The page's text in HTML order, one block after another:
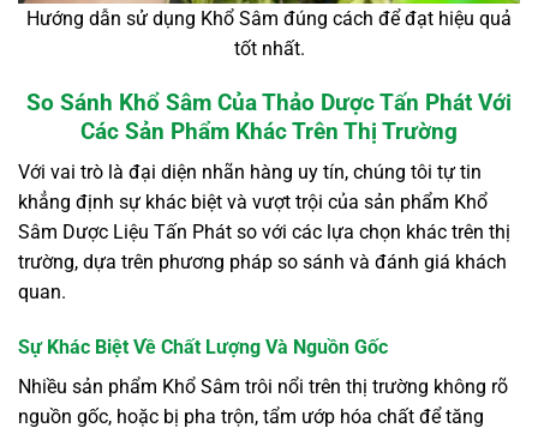
Hướng dẫn sử dụng Khổ Sâm đúng cách để đạt hiệu quả
tốt nhất.
So Sánh Khổ Sâm Của Thảo Dược Tấn Phát Với
Các Sản Phẩm Khác Trên Thị Trường
Với vai trò là đại diện nhãn hàng uy tín, chúng tôi tự tin
khẳng định sự khác biệt và vượt trội của sản phẩm Khổ
Sâm Dược Liệu Tấn Phát so với các lựa chọn khác trên thị
trường, dựa trên phương pháp so sánh và đánh giá khách
quan.
Sự Khác Biệt Về Chất Lượng Và Nguồn Gốc
Nhiều sản phẩm Khổ Sâm trôi nổi trên thị trường không rõ
nguồn gốc, hoặc bị pha trộn, tẩm ướp hóa chất để tăng